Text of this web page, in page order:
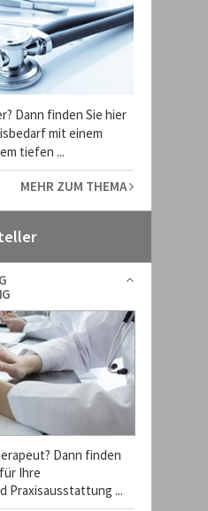
Dann finden Sie hier
mit einem
tiefen ...
MEHR ZUM THEMA
Dann finden
Ihre
Praxisausstattung ...